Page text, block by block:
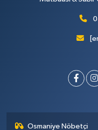
Osmaniye Nöbetçi